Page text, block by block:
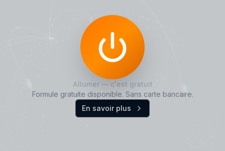
Allumer — c'est gratuit
Formule gratuite disponible. Sans carte bancaire.
En savoir plus